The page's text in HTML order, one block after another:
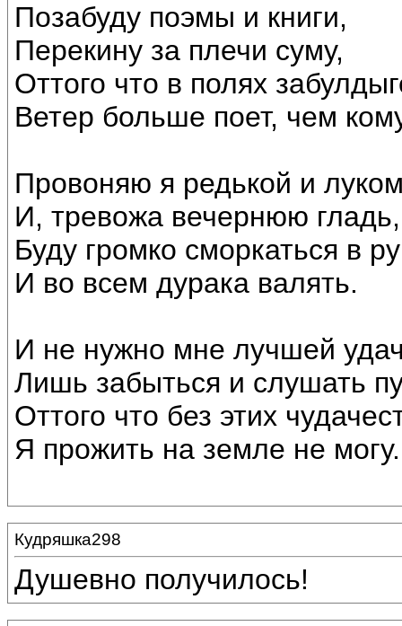
Позабуду поэмы и книги,
Перекину за плечи суму,
Оттого что в полях
Ветер больше поет, чем
Провоняю я редькой и
И, тревожа вечернюю гладь,
Буду громко сморкаться в
И во всем дурака валять.
И не нужно мне лучшей
Лишь забыться и слушать
Оттого что без этих
Я прожить на земле не могу.
Кудряшка298
Душевно получилось!